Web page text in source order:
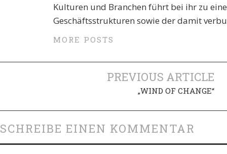
Kulturen und Branchen führt bei ihr zu
Geschäftsstrukturen sowie der damit
MORE POSTS
Navigation
PREVIOUS ARTICLE
„WIND OF CHANGE“
SCHREIBE EINEN KOMMENTAR